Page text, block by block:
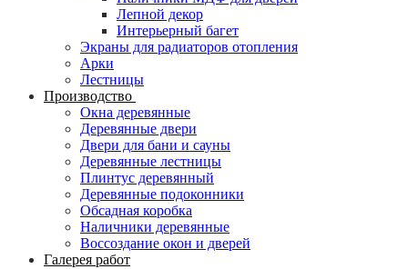
Лепной декор
Интерьерный багет
Экраны для радиаторов отопления
Арки
Лестницы
Производство
Окна деревянные
Деревянные двери
Двери для бани и сауны
Деревянные лестницы
Плинтус деревянный
Деревянные подоконники
Обсадная коробка
Наличники деревянные
Воссоздание окон и дверей
Галерея работ